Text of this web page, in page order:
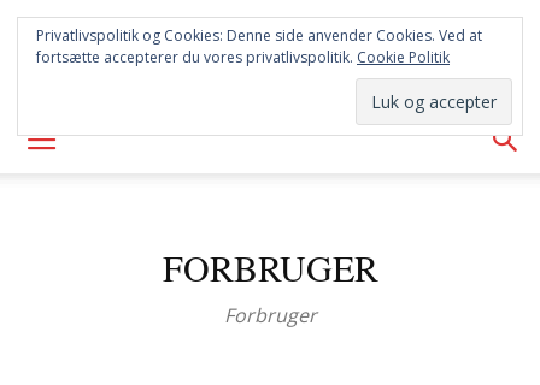
SYD
AVISEN
FORBRUGER
Forbruger
Privatlivspolitik og Cookies: Denne side anvender Cookies. Ved at
fortsætte accepterer du vores privatlivspolitik. Cookie Politik